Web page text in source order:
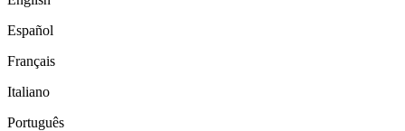
Español
Français
Italiano
Português